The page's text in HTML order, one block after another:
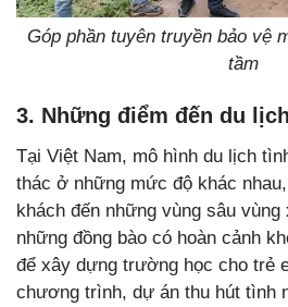
Góp phần tuyên truyền bảo vệ
tầm
3. Những điểm đến du
Tại Việt Nam, mô hình du lịch
thác ở những mức độ khác
khách đến những vùng sâu vùng
những đồng bào có hoàn cảnh
để xây dựng trường học cho trẻ
chương trình, dự án thu hút tình